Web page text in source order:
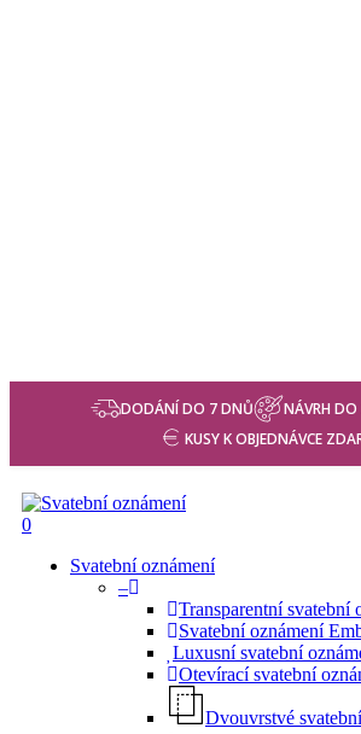
DODÁNÍ DO 7 DNŮ
NÁVRH
KUSY K OBJEDNÁVCE
search
0
Svatební oznámení
–
Transparentní svatební
Svatební oznámení
Luxusní svatební
Otevírací svatební
Dvouvrstvé